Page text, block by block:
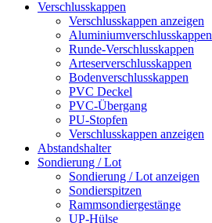
Verschlusskappen
Verschlusskappen anzeigen
Aluminiumverschlusskappen
Runde-Verschlusskappen
Arteserverschlusskappen
Bodenverschlusskappen
PVC Deckel
PVC-Übergang
PU-Stopfen
Verschlusskappen anzeigen
Abstandshalter
Sondierung / Lot
Sondierung / Lot anzeigen
Sondierspitzen
Rammsondiergestänge
UP-Hülse